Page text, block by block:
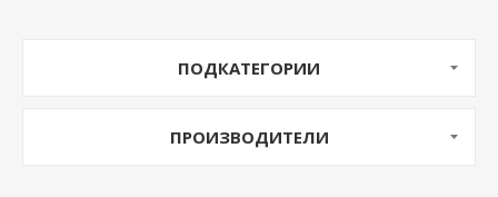
ПОДКАТЕГОРИИ
ПРОИЗВОДИТЕЛИ